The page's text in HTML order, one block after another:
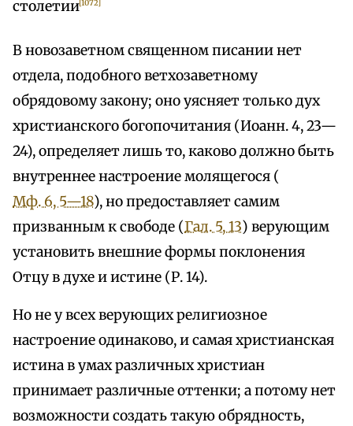
столетии[1072]
В новозаветном священном писании нет
отдела, подобного ветхозаветному
обрядовому закону; оно уясняет только дух
христианского богопочитания (Иоанн. 4, 23—
24), определяет лишь то, каково должно быть
внутреннее настроение молящегося (
Мф. 6, 5—18), но предоставляет самим
призванным к свободе (Гал. 5, 13) верующим
установить внешние формы поклонения
Отцу в духе и истине (Р. 14).
Но не у всех верующих религиозное
настроение одинаково, и самая христианская
истина в умах различных христиан
принимает различные оттенки; а потому нет
возможности создать такую обрядность,